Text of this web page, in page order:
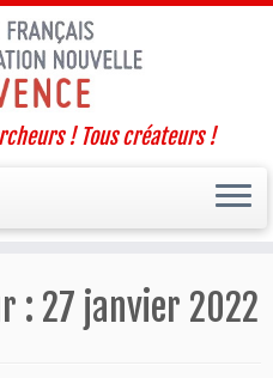
! Tous créateurs !
: 27 janvier 2022